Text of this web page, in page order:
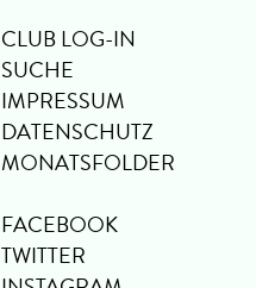
CLUB LOG-IN
SUCHE
IMPRESSUM
DATENSCHUTZ
MONATSFOLDER
FACEBOOK
TWITTER